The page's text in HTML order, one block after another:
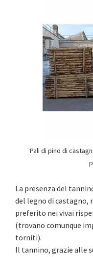
Pali di pino di
La presenza del
del legno di castagno,
preferito nei vivai
(trovano comunque
torniti).
Il tannino, grazie alle